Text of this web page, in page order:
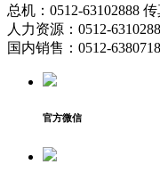
总机：0512-63102888
人力资源：0512-
国内销售：0512-
官方微信